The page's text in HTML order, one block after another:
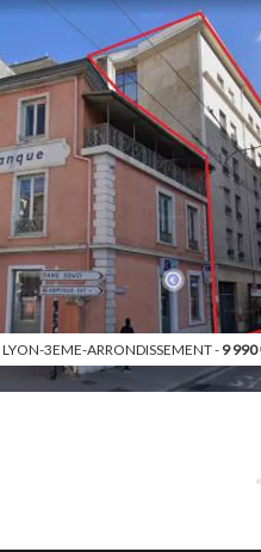
LYON-3EME-ARRONDISSEMENT - 9 990
«